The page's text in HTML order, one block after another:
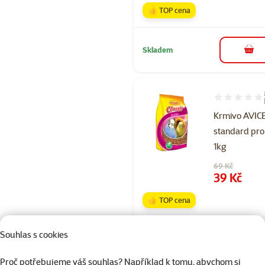
Souhlas s cookies
Proč potřebujeme váš souhlas? Například k tomu, abychom si
👍 TOP cena
Skladem do
Krmivo
standard
1kg
Hodnocení
Původní cena
69 Kč
Cena
39 Kč
👍 TOP cena